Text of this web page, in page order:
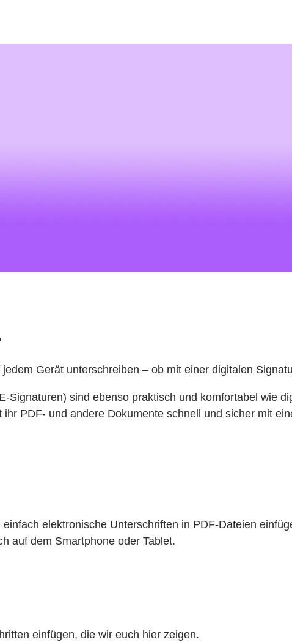
Gerät unterschreiben – ob mit einer digitalen
Signaturen) sind ebenso praktisch und komfortabel wie
PDF- und andere Dokumente schnell und sicher mit
elektronische Unterschriften in PDF-Dateien
auf dem Smartphone oder Tablet.
einfügen, die wir euch hier zeigen.